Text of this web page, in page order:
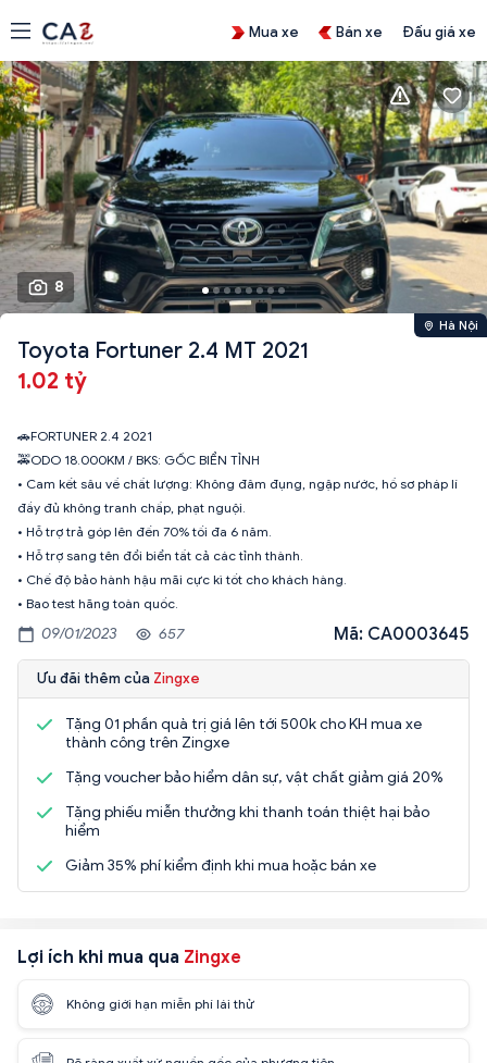
Mua xe Bán xe Đấu giá xe
8
Hà Nội
Toyota Fortuner 2.4 MT 2021
1.02 tỷ
🚗FORTUNER 2.4 2021
🚕ODO 18.000KM / BKS: GỐC BIỂN TỈNH
• Cam kết sâu về chất lượng: Không đâm đụng, ngập nước, hồ sơ pháp lí
đầy đủ không tranh chấp, phạt nguội.
• Hỗ trợ trả góp lên đến 70% tối đa 6 năm.
• Hỗ trợ sang tên đổi biển tất cả các tỉnh thành.
• Chế độ bảo hành hậu mãi cực kì tốt cho khách hàng.
09/01/2023 657 Mã: CA0003645
Ưu đãi thêm của Zingxe
Tặng 01 phần quà trị giá lên tới 500k cho KH mua xe
thành công trên Zingxe
Tặng voucher bảo hiểm dân sự, vật chất giảm giá 20%
Tặng phiếu miễn thưởng khi thanh toán thiệt hại bảo
hiểm
Giảm 35% phí kiểm định khi mua hoặc bán xe
Lợi ích khi mua qua Zingxe
Không giới hạn miễn phí lái thử